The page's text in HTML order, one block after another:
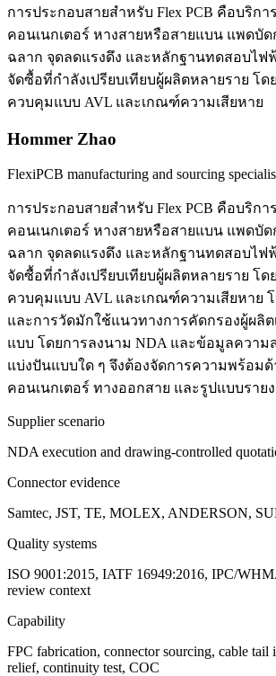
การประกอบสายสำหรับ Flex PCB คือบริกา
คอนเนกเตอร์ หางสายหรือสายแบน แพดบั
ฉลาก จุดลดแรงดึง และหลักฐานทดสอบไฟ
จัดซื้อที่กำลังเปรียบเทียบผู้ผลิตหลายราย โด
ควบคุมแบบ AVL และเกณฑ์ความเสียหาย
Hommer Zhao
FlexiPCB manufacturing and sourcing
การประกอบสายสำหรับ Flex PCB คือบริกา
คอนเนกเตอร์ หางสายหรือสายแบน แพดบั
ฉลาก จุดลดแรงดึง และหลักฐานทดสอบไฟ
จัดซื้อที่กำลังเปรียบเทียบผู้ผลิตหลายราย โด
ควบคุมแบบ AVL และเกณฑ์ความเสียหาย
และการวัดมักใช้แนวทางการคัดกรองผู้ผลิ
แบบ โดยการลงนาม NDA และข้อมูลความ
แบ่งปันแบบใด ๆ จึงต้องจัดการความพร้อม
คอนเนกเตอร์ ทางออกสาย และรูปแบบราย
Supplier scenario
NDA execution and drawing-controlled
Connector evidence
Samtec, JST, TE, MOLEX, ANDERSON,
Quality systems
ISO 9001:2015, IATF 16949:2016, IPC/
review context
Capability
FPC fabrication, connector sourcing, cable tail
relief, continuity test, COC